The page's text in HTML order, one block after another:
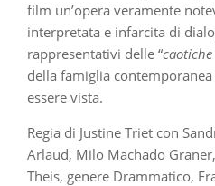
film un’opera veramente
interpretata e infarcita di
rappresentativi delle “
della famiglia
essere vista.
Regia di Justine Triet con
Arlaud, Milo Machado
Theis, genere Drammatico,